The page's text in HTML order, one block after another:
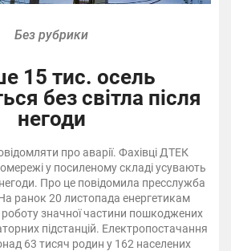
Без рубрики
15 тис. осель
без світла після
негоди
про аварії. Фахівці ДТЕК
у посиленому складі усувають
негоди. Про це повідомила пресслужба
ранок 20 листопада енергетикам
роботу значної частини пошкоджених
підстанцій. Електропостачання
63 тисяч родин у 162 населених